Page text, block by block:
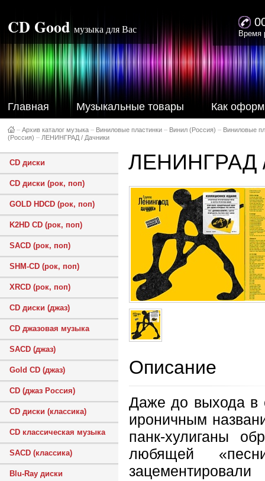
CD Good музыка для Вас Время
Главная Музыкальные товары Как
– Архив каталог музыка – Виниловые пластинки – Винил (Россия) – Виниловые
(Россия) – ЛЕНИНГРАД / Дачники
CD диски
CD диски (рок, поп)
GOLD HDCD (рок, поп)
K2HD CD (рок, поп)
SACD (рок, поп)
SHM-CD (рок, поп)
XRCD (рок, поп)
CD диски (джаз)
CD джазовая музыка
SACD (джаз)
Gold CD (джаз)
CD (джаз Россия)
CD диски (классика)
CD классическая музыка
SACD (классика)
Blu-Ray диски
ЛЕНИНГРАД
Описание
Даже до выхода в
ироничным
панк-хулиганы
любящей